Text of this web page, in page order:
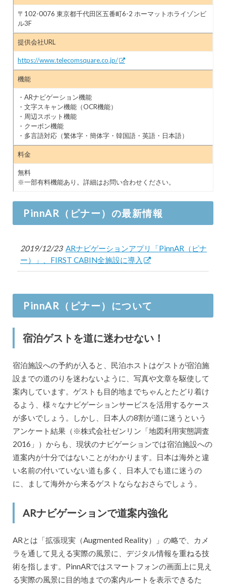
〒102-0076 東京都千代田区五番町6-2 ホーマットホライゾンビ
ル3F
提供会社URL
https://www.telecomsquare.co.jp/
機能
・ARナビゲーション機能
・文字スキャン機能（OCR機能）
・周辺スポット機能
・クーポン機能
・多言語対応（繁体字・簡体字・韓国語・英語・日本語）
料金
無料
※一部有料機能あり。詳細はお問い合わせください。
PinnAR（ピナー）の最新情報
2019/12/23 ARナビゲーションアプリ「PinnAR（ピナ
ー）」、FIRST CABIN全施設に導入
PinnAR（ピナー）について
宿泊ゲストを道に迷わせない！
宿泊施設への予約が入ると、民泊ホストはゲストが宿泊施
設までの道のりを迷わないように、写真や文章を駆使して
案内しています。ゲストも目的地までちゃんとたどり着け
るよう、様々なナビゲーションサービスを活用するケース
が多いでしょう。しかし、日本人の8割が道に迷うという
アンケート結果（※株式会社ゼンリン「地図利用実態調査
2016」）からも、現状のナビゲーションでは宿泊施設への
道案内が十分ではないことがわかります。日本は海外と違
い名前の付いていない道も多く、日本人でも道に迷うの
に、まして海外から来るゲストならなおさらでしょう。
ARナビゲーションで道案内強化
ARとは「拡張現実（Augmented Reality）」の略で、カメ
ラを通して見える実際の風景に、デジタル情報を重ねる技
術を指します。PinnARではスマートフォンの画面上に見え
る実際の風景に目的地までの案内ルートを表示できるた